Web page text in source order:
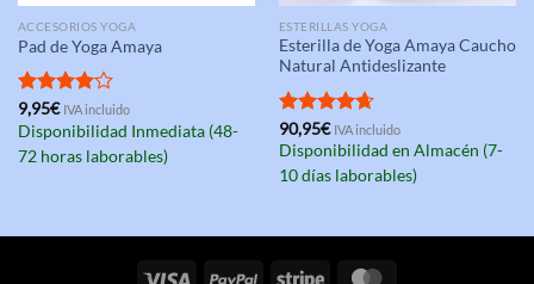
ACCESORIOS YOGA
Pad de Yoga Amaya
Valorado
con4.00
de 5
9,95€ IVA incluido
Disponibilidad Inmediata (48-
72 horas laborables)
ESTERILLAS YOGA
Esterilla de Yoga Amaya Caucho
Natural Antideslizante
Valorado
con4.67
de 5
90,95€ IVA incluido
Disponibilidad en Almacén (7-
10 días laborables)